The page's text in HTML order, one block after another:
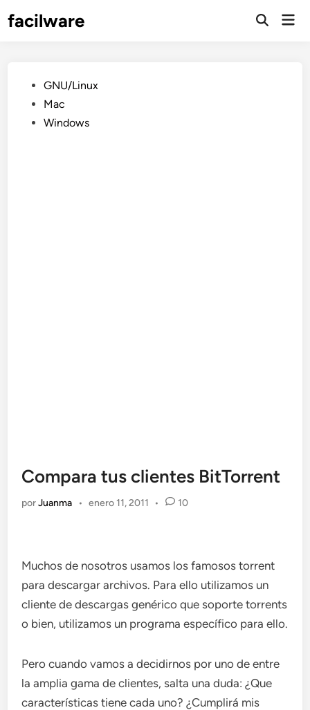
facilware
Publicado
en
GNU/Linux
Mac
Windows
Compara tus clientes BitTorrent
porJuanma • enero 11, 2011 • 10
Muchos de nosotros usamos los famosos torrent
para descargar archivos. Para ello utilizamos un
cliente de descargas genérico que soporte torrents
o bien, utilizamos un programa específico para ello.
Pero cuando vamos a decidirnos por uno de entre
la amplia gama de clientes, salta una duda: ¿Que
características tiene cada uno? ¿Cumplirá mis